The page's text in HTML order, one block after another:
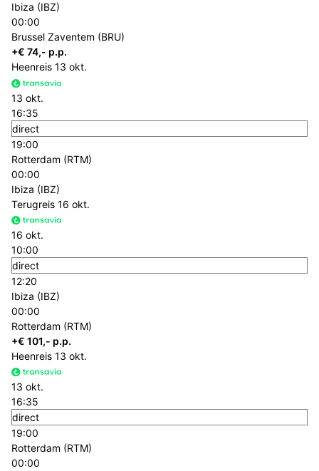
Ibiza (IBZ)
00:00
Brussel Zaventem (BRU)
+€ 74,- p.p.
Heenreis 13 okt.
13 okt.
16:35
direct
19:00
Rotterdam (RTM)
00:00
Ibiza (IBZ)
Terugreis 16 okt.
16 okt.
10:00
direct
12:20
Ibiza (IBZ)
00:00
Rotterdam (RTM)
+€ 101,- p.p.
Heenreis 13 okt.
13 okt.
16:35
direct
19:00
Rotterdam (RTM)
00:00